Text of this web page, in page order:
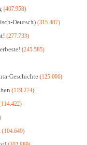
(407.958)
Deutsch) (315.487)
(277.733)
(245.585)
Geschichte (125.006)
(119.274)
(104.649)